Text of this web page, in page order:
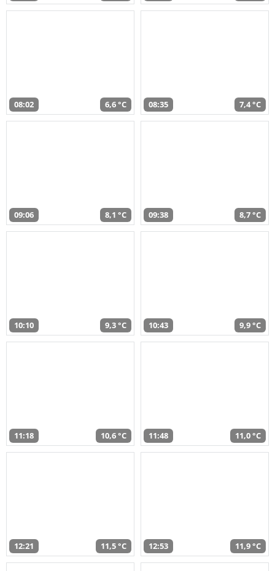
08:02 6,6 °C 08:35 7,4 °C
09:06 8,1 °C 09:38 8,7 °C
10:10 9,3 °C 10:43 9,9 °C
11:18 10,6 °C 11:48 11,0 °C
12:21 11,5 °C 12:53 11,9 °C